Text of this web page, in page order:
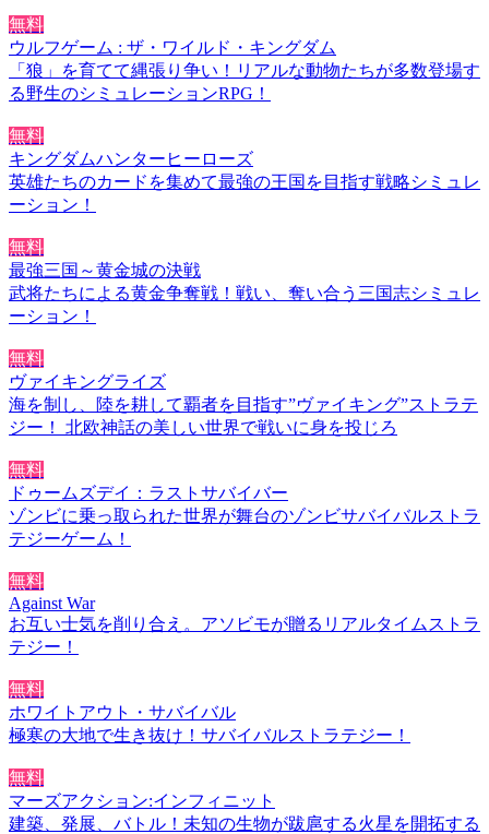
無料
ウルフゲーム : ザ・ワイルド・キングダム
「狼」を育てて縄張り争い！リアルな動物たちが多数登場す
る野生のシミュレーションRPG！
無料
キングダムハンターヒーローズ
英雄たちのカードを集めて最強の王国を目指す戦略シミュレ
ーション！
無料
最強三国～黄金城の決戦
武将たちによる黄金争奪戦！戦い、奪い合う三国志シミュレ
ーション！
無料
ヴァイキングライズ
海を制し、陸を耕して覇者を目指す”ヴァイキング”ストラテ
ジー！ 北欧神話の美しい世界で戦いに身を投じろ
無料
ドゥームズデイ：ラストサバイバー
ゾンビに乗っ取られた世界が舞台のゾンビサバイバルストラ
テジーゲーム！
無料
Against War
お互い士気を削り合え。アソビモが贈るリアルタイムストラ
テジー！
無料
ホワイトアウト・サバイバル
極寒の大地で生き抜け！サバイバルストラテジー！
無料
マーズアクション:インフィニット
建築、発展、バトル！未知の生物が跋扈する火星を開拓する